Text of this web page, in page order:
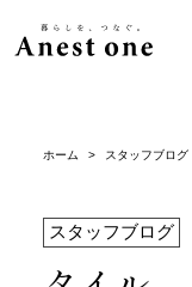
ホーム > スタッフブログ
スタッフブログ